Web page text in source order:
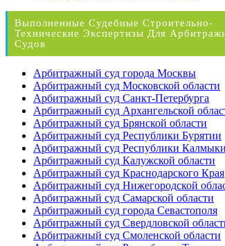
Выполненные Судебные Строительно-
Технические Экспертизы Для
Судов
Арбитражный суд города Москвы
Арбитражный суд Московской области
Арбитражный суд Санкт-Петербурга
Арбитражный суд Архангельской
Арбитражный суд Брянской области
Арбитражный суд Республики Бурятии
Арбитражный суд Республики
Арбитражный суд Калужской области
Арбитражный суд Краснодарского Края
Арбитражный суд Нижегородской
Арбитражный суд Самарской области
Арбитражный суд города Севастополя
Арбитражный суд Свердловской
Арбитражный суд Смоленской области